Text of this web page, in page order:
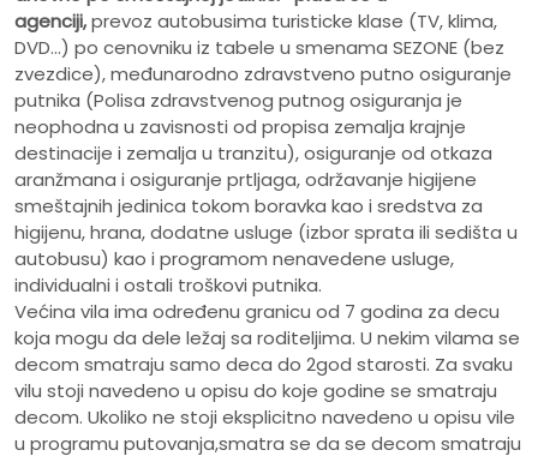
agenciji,prevoz autobusima turisticke klase (TV, klima,
DVD...) po cenovniku iz tabele u smenama SEZONE (bez
zvezdice), međunarodno zdravstveno putno osiguranje
putnika (Polisa zdravstvenog putnog osiguranja je
neophodna u zavisnosti od propisa zemalja krajnje
destinacije i zemalja u tranzitu), osiguranje od otkaza
aranžmana i osiguranje prtljaga, održavanje higijene
smeštajnih jedinica tokom boravka kao i sredstva za
higijenu, hrana, dodatne usluge (izbor sprata ili sedišta u
autobusu) kao i programom nenavedene usluge,
individualni i ostali troškovi putnika.
Većina vila ima određenu granicu od 7 godina za decu
koja mogu da dele ležaj sa roditeljima. U nekim vilama se
decom smatraju samo deca do 2god starosti. Za svaku
vilu stoji navedeno u opisu do koje godine se smatraju
decom. Ukoliko ne stoji eksplicitno navedeno u opisu vile
u programu putovanja,smatra se da se decom smatraju